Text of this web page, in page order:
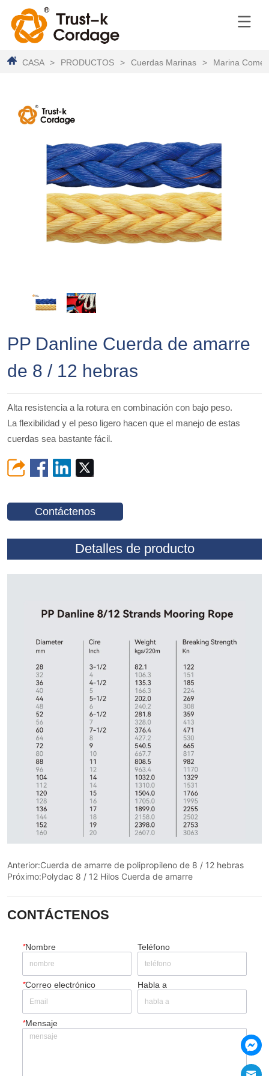
CASA > PRODUCTOS > Cuerdas Marinas > Marina
PP Danline Cuerda de amarre
de 8 / 12 hebras
Alta resistencia a la rotura en combinación con bajo peso.
La flexibilidad y el peso ligero hacen que el manejo de estas
cuerdas sea bastante fácil.
Contáctenos
Detalles de producto
Anterior:Cuerda de amarre de polipropileno de 8 / 12 hebras
Próximo:Polydac 8 / 12 Hilos Cuerda de amarre
CONTÁCTENOS
*Nombre Teléfono
*Correo electrónico Habla a
*Mensaje